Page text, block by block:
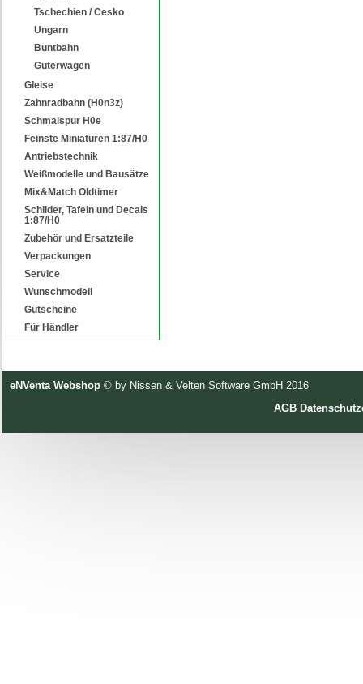
Tschechien / Cesko
Ungarn
Buntbahn
Güterwagen
Gleise
Zahnradbahn (H0n3z)
Schmalspur H0e
Feinste Miniaturen 1:87/H0
Antriebstechnik
Weißmodelle und Bausätze
Mix&Match Oldtimer
Schilder, Tafeln und Decals
1:87/H0
Zubehör und Ersatzteile
Verpackungen
Service
Wunschmodell
Gutscheine
Für Händler
eNVenta Webshop © by Nissen & Velten Software GmbH 2016
AGB